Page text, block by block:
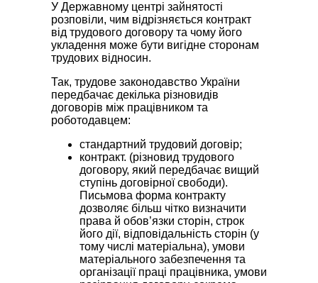
У Державному центрі зайнятості
розповіли, чим відрізняється контракт
від трудового договору та чому його
укладення може бути вигідне сторонам
трудових відносин.
Так, трудове законодавство України
передбачає декілька різновидів
договорів між працівником та
роботодавцем:
стандартний трудовий договір;
контракт. (різновид трудового
договору, який передбачає вищий
ступінь договірної свободи).
Письмова форма контракту
дозволяє більш чітко визначити
права й обов’язки сторін, строк
його дії, відповідальність сторін (у
тому числі матеріальна), умови
матеріального забезпечення та
організації праці працівника, умови